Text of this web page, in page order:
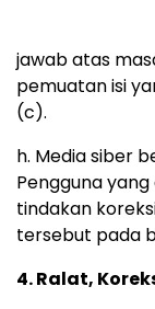
jawab atas
pemuatan isi
(c).
h. Media siber
Pengguna
tindakan
tersebut pada
4. Ralat,